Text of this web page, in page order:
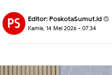
Editor: PoskotaSumut.id
Kamis, 14 Mei 2026 - 07.34